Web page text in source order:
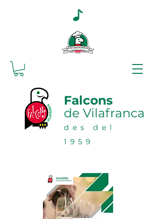
Falcons
de Vilafranca
des del
1959